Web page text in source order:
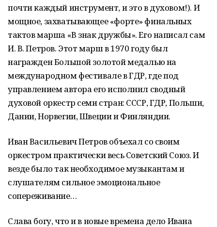
почти каждый инструмент, и это в духовом!). И
мощное, захватывающее «форте» финальных
тактов марша «В знак дружбы». Его написал сам
И. В. Петров. Этот марш в 1970 году был
награжден Большой золотой медалью на
международном фестивале в ГДР, где под
управлением автора его исполнил сводный
духовой оркестр семи стран: СССР, ГДР, Польши,
Дании, Норвегии, Швеции и Финляндии.
Иван Васильевич Петров объехал со своим
оркестром практически весь Советский Союз. И
везде было так необходимое музыкантам и
слушателям сильное эмоциональное
сопереживание…
Слава богу, что и в новые времена дело Ивана